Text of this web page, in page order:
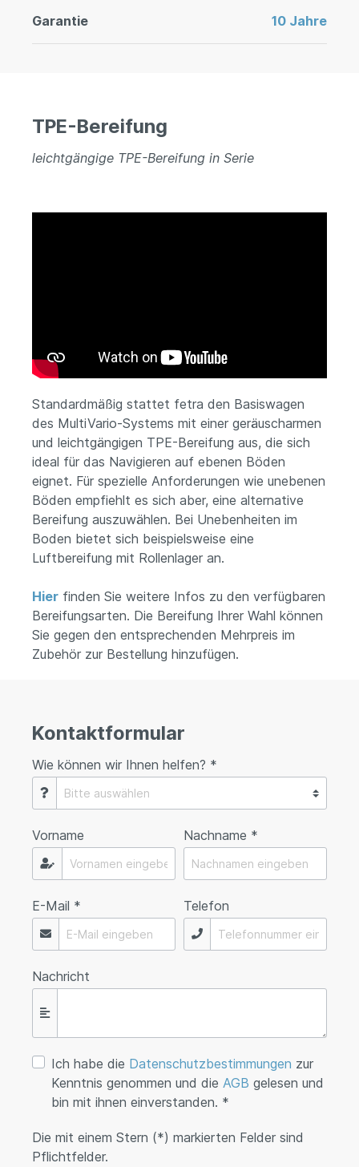
Garantie 10 Jahre
TPE-Bereifung
leichtgängige TPE-Bereifung in Serie
Standardmäßig stattet fetra den Basiswagen
des MultiVario-Systems mit einer geräuscharmen
und leichtgängigen TPE-Bereifung aus, die sich
ideal für das Navigieren auf ebenen Böden
eignet. Für spezielle Anforderungen wie unebenen
Böden empfiehlt es sich aber, eine alternative
Bereifung auszuwählen. Bei Unebenheiten im
Boden bietet sich beispielsweise eine
Luftbereifung mit Rollenlager an.
Hier finden Sie weitere Infos zu den verfügbaren
Bereifungsarten. Die Bereifung Ihrer Wahl können
Sie gegen den entsprechenden Mehrpreis im
Zubehör zur Bestellung hinzufügen.
Kontaktformular
Wie können wir Ihnen helfen? *
Vorname Nachname *
E-Mail * Telefon
Nachricht
Ich habe die Datenschutzbestimmungen zur
Kenntnis genommen und die AGB gelesen und
bin mit ihnen einverstanden. *
Die mit einem Stern (*) markierten Felder sind
Pflichtfelder.